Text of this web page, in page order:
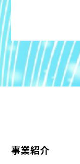
事業紹介